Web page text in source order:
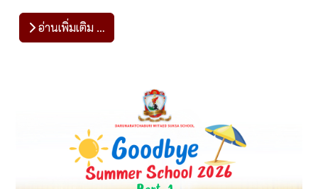
อ่านเพิ่มเติม …